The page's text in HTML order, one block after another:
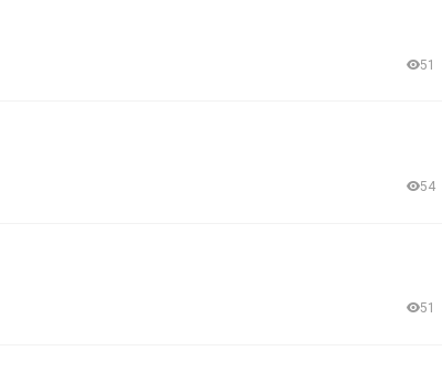
51
54
51